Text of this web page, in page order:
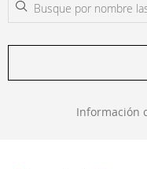
Información